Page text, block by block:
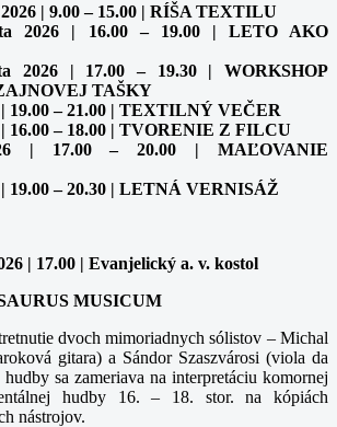
2026 | 9.00 – 15.00 | RÍŠA TEXTILU
2026 | 16.00 – 19.00 | LETO AKO
2026 | 17.00 – 19.30 | WORKSHOP
TAŠKY
| 19.00 – 21.00 | TEXTILNÝ VEČER
| 16.00 – 18.00 | TVORENIE Z FILCU
| 17.00 – 20.00 | MAĽOVANIE
| 19.00 – 20.30 | LETNÁ VERNISÁŽ
| 17.00 | Evanjelický a. v. kostol
MUSICUM
dvoch mimoriadnych sólistov – Michal
gitara) a Sándor Szaszvárosi (viola da
hudby sa zameriava na interpretáciu komornej
hudby 16. – 18. stor. na kópiách
nástrojov.